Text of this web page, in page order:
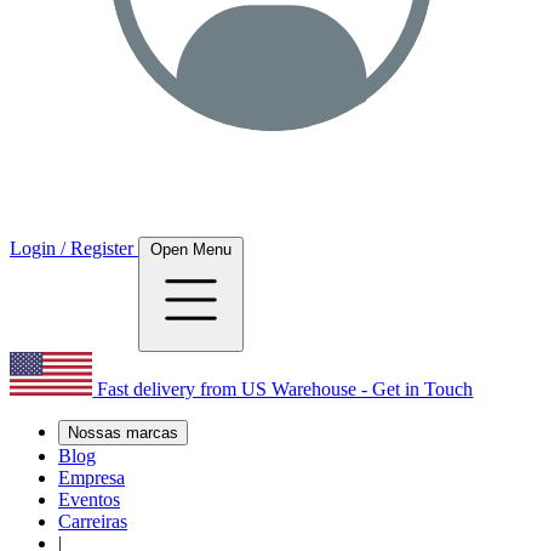
Login / Register Open Menu
Fast delivery from US Warehouse - Get in Touch
Nossas marcas
Blog
Empresa
Eventos
Carreiras
|